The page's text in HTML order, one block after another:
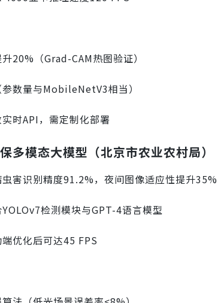
20%（Grad-CAM热图验证）
数量与MobileNetV3相当）
时API，需定制化部署
多模态大模型（北京市农业农村局）
虫害识别精度91.2%，夜间图像适应性提升35%
YOLOv7检测模块与GPT-4语言模型
端优化后可达45 FPS